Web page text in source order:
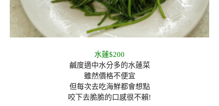
水蓮$200
鹹度適中水分多的水蓮菜
雖然價格不便宜
但每次去吃海鮮都會想點
咬下去脆脆的口感很不賴!